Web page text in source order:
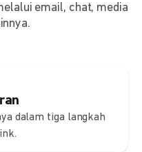
dalam tiga langkah
email, chat, media